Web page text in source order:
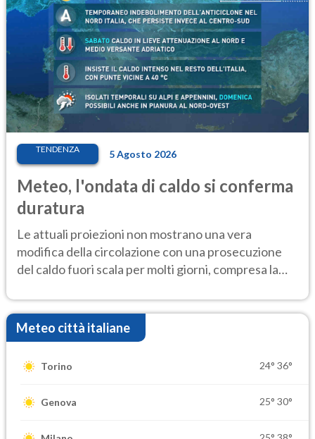
TENDENZA 5 Agosto 2026
Meteo, l'ondata di caldo si conferma
duratura
Le attuali proiezioni non mostrano una vera
modifica della circolazione con una prosecuzione
del caldo fuori scala per molti giorni, compresa la
Meteo città italiane
Torino 24° 36°
Genova 25° 30°